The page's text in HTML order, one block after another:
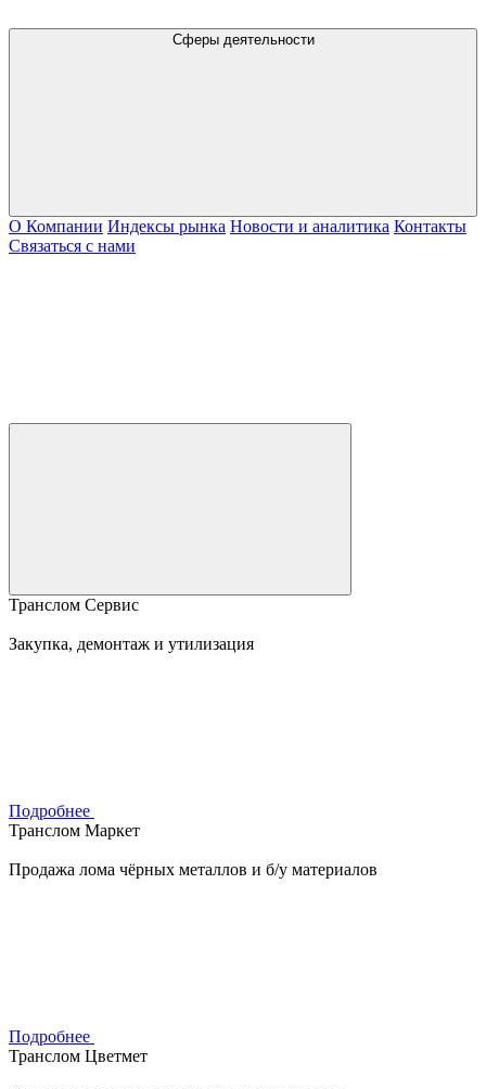
Сферы деятельности
О Компании Индексы рынка Новости и аналитика Контакты
Связаться с нами
Транслом Сервис
Закупка, демонтаж и утилизация
Подробнее
Транслом Маркет
Продажа лома чёрных металлов и б/у материалов
Подробнее
Транслом Цветмет